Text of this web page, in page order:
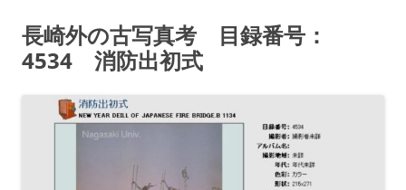
ス
キ
長崎外の古写真考 目録番号：
4534 消防出初式